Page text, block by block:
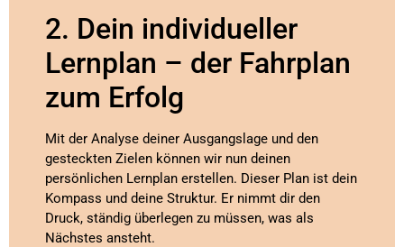
2. Dein individueller
Lernplan – der Fahrplan
zum Erfolg
Mit der Analyse deiner Ausgangslage und den
gesteckten Zielen können wir nun deinen
persönlichen Lernplan erstellen. Dieser Plan ist dein
Kompass und deine Struktur. Er nimmt dir den
Druck, ständig überlegen zu müssen, was als
Nächstes ansteht.